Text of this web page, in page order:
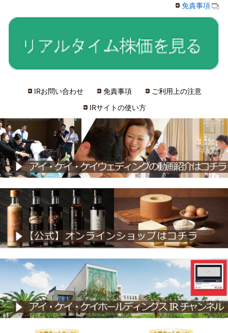
免責事項
IRお問い合わせ 免責事項
ご利用上の注意
IRサイトの使い方